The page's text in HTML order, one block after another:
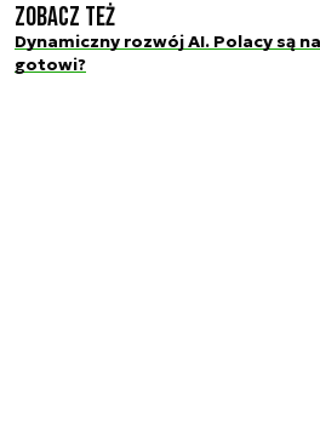
Zobacz też
Dynamiczny rozwój AI. Polacy są
gotowi?